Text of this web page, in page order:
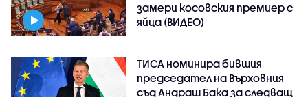
замери косовския премиер с
яйца (ВИДЕО)
ТИСА номинира бившия
председател на Върховния
съд Андраш Бака за следващ